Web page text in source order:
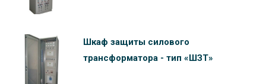
Шкаф защиты силового
трансформатора - тип «ШЗТ»